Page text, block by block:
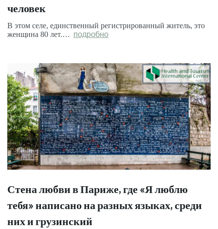
человек
В этом селе, единственный регистрированный житель, это
женщина 80 лет.… подробно
Стена любви в Париже, где «Я люблю
тебя» написано на разных языках, среди
них и грузинский